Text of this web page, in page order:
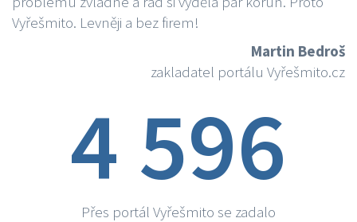
Vyřešmito. Levněji a bez firem!
Martin Bedroš
zakladatel portálu Vyřešmito.cz
4 596
Přes portál Vyřešmito se zadalo